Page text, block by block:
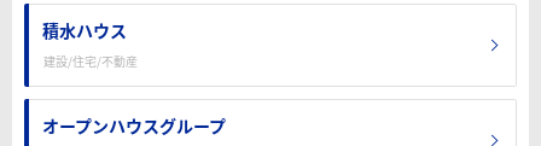
積水ハウス
建設/住宅/不動産
オープンハウスグループ